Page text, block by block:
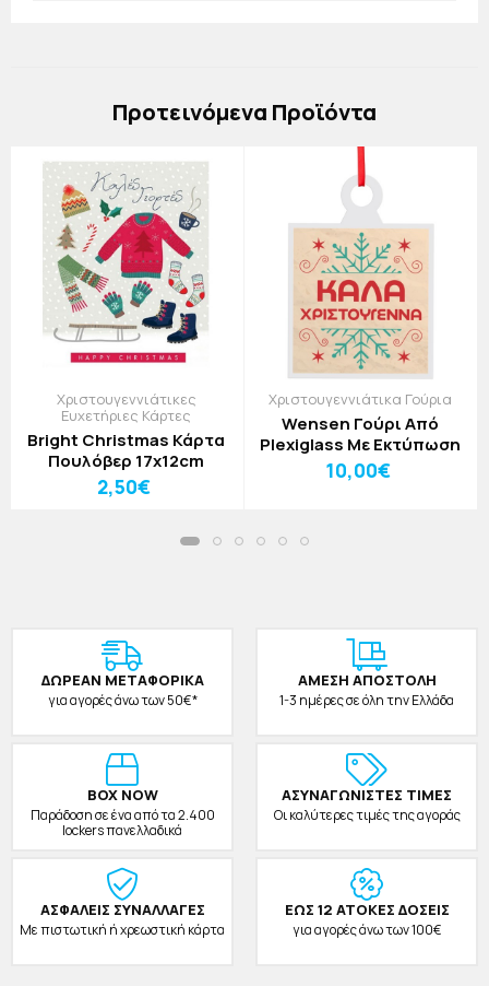
Πρoτεινόμενα Προϊόντα
Χριστουγεννιάτικες
Ευχετήριες Κάρτες
Bright Christmas Κάρτα
Πουλόβερ 17x12cm
2,50€
Χριστουγεννιάτικα Γούρια
Wensen Γούρι Από
Plexiglass Με Εκτύπωση
10,00€
ΔΩΡΕAΝ ΜΕΤΑΦΟΡΙΚΑ
για αγορές άνω των 50€*
ΑΜΕΣΗ ΑΠΟΣΤΟΛΗ
1-3 ημέρες σε όλη την Ελλάδα
BOX NOW
Παράδοση σε ένα από τα 2.400
lockers πανελλαδικά
ΑΣΥΝΑΓΩΝΙΣΤΕΣ ΤΙΜΕΣ
Οι καλύτερες τιμές της αγοράς
ΑΣΦΑΛΕΙΣ ΣΥΝΑΛΛΑΓΕΣ
Με πιστωτική ή χρεωστική κάρτα
ΕΩΣ 12 ΑΤΟΚΕΣ ΔΟΣΕΙΣ
για αγορές άνω των 100€